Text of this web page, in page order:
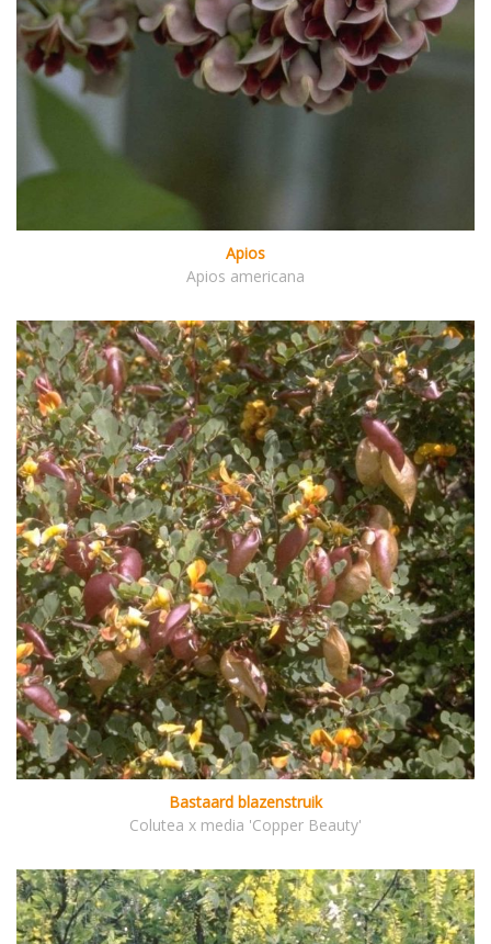
Apios
Apios americana
Bastaard blazenstruik
Colutea x media 'Copper Beauty'